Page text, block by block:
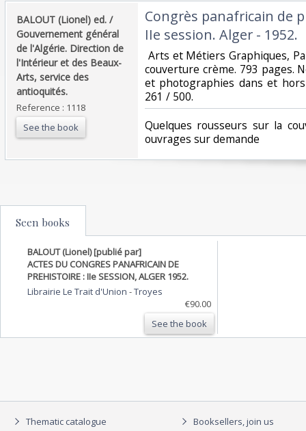
‎BALOUT (Lionel) ed. /
Gouvernement général
de l'Algérie. Direction de
l'Intérieur et des Beaux-
Arts, service des
antioquités.‎
Reference : 1118
See the book
‎Congrès panafricain de
IIe session. Alger - 1952.‎
Arts et Métiers Graphiques,
couverture crème. 793 pages.
et photographies dans et
261 / 500.‎
‎Quelques rousseurs sur la
ouvrages sur demande‎
Seen books
BALOUT (Lionel) [publié par]
ACTES DU CONGRES PANAFRICAIN DE
PREHISTOIRE : IIe SESSION, ALGER 1952.
Librairie Le Trait d'Union -Troyes
€90.00
See the book
Thematic catalogue
Booksellers, join us